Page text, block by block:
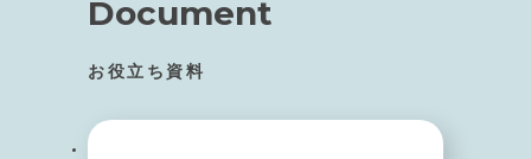
Document
お役立ち資料